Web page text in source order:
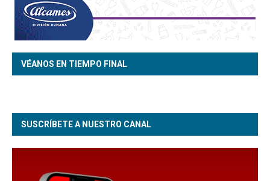
VÉANOS EN TIEMPO FINAL
SUSCRÍBETE A NUESTRO CANAL